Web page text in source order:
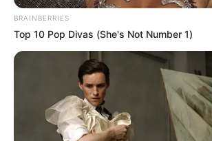
TEMAS DESTACADOS
EMERGENCIAS POR LLUVIAS
METRO DE MEDELLÍN
ELECCIONES PRESIDENCIALES
MARINILLA - ANTIOQUIA
EPM
YONDÓ - ANTIOQUIA
RIONEGRO
BRAINBERRIES
Top 10 Pop Divas (She's Not Number 1)